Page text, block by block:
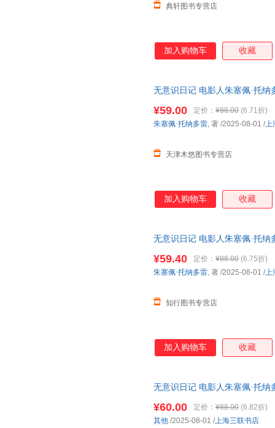
典轩图书专营店
加入购物车 收藏
无意识日记 电影人朱塞佩·托
¥59.00 定价： ¥88.00 (6.71折)
天津木悠图书专营店
朱塞佩·托纳多雷, 著 /2025-08-01 /上
加入购物车 收藏
无意识日记 电影人朱塞佩·托
¥59.40 定价： ¥88.00 (6.75折)
知行图书专营店
朱塞佩·托纳多雷, 著 /2025-08-01 /上
加入购物车 收藏
无意识日记 电影人朱塞佩·托
¥60.00 定价： ¥88.00 (6.82折)
其他 /2025-08-01 /上海三联书店